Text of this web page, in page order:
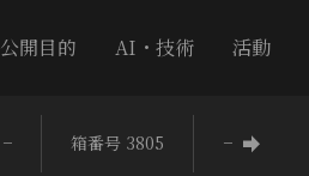
公開目的 AI・技術 活動
− 箱番号 3805 −